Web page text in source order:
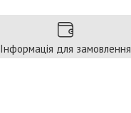
Інформація для замовлення